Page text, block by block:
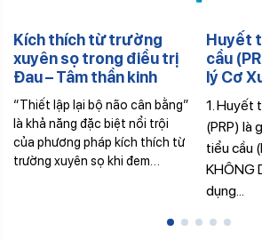
Kích thích từ trường
xuyên sọ trong điều trị
Đau – Tâm thần kinh
“Thiết lập lại bộ não cân bằng”
là khả năng đặc biệt nổi trội
của phương pháp kích thích từ
trường xuyên sọ khi đem…
Huyết
cầu
lý Cơ
1. Huyết
(PRP) là
tiểu cầu
KHÔNG
dụng...